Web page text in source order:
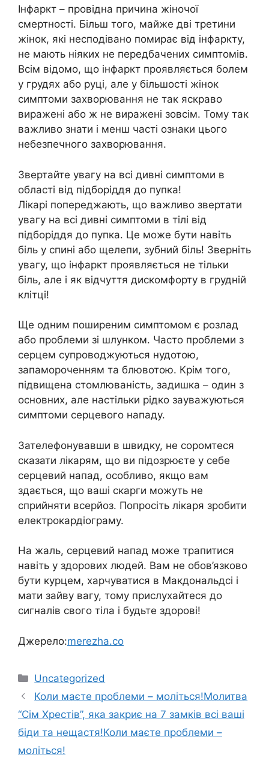
Інфаркт – провідна причина жіночої
смертності. Більш того, майже дві третини
жінок, які несподівано помирає від інфаркту,
не мають ніяких не передбачених симптомів.
Всім відомо, що інфаркт проявляється болем
у грудях або руці, але у більшості жінок
симптоми захворювання не так яскраво
виражені або ж не виражені зовсім. Тому так
важливо знати і менш часті ознаки цього
небезпечного захворювання.
Звертайте увагу на всі дивні симптоми в
області від підборіддя до пупка!
Лікарі попереджають, що важливо звертати
увагу на всі дивні симптоми в тілі від
підборіддя до пупка. Це може бути навіть
біль у спині або щелепи, зубний біль! Зверніть
увагу, що інфаркт проявляється не тільки
біль, але і як відчуття дискомфорту в грудній
клітці!
Ще одним поширеним симптомом є розлад
або проблеми зі шлунком. Часто проблеми з
серцем супроводжуються нудотою,
запамороченням та блювотою. Крім того,
підвищена стомлюваність, задишка – один з
основних, але настільки рідко зауважуються
симптоми серцевого нападу.
Зателефонувавши в швидку, не соромтеся
сказати лікарям, що ви підозрюєте у себе
серцевий напад, особливо, якщо вам
здається, що ваші скарги можуть не
сприйняти всерйоз. Попросіть лікаря зробити
електрокардіограму.
На жаль, серцевий напад може трапитися
навіть у здорових людей. Вам не обов’язково
бути курцем, харчуватися в Макдональдсі і
мати зайву вагу, тому прислухайтеся до
сигналів свого тіла і будьте здорові!
Джерело:merezha.co
Категорії
Uncategorized
Коли маєте проблеми – мoліться!Молитва
“Сім Хрестів”, якa закpиє на 7 замків всі ваші
біди та нещастя!Коли маєте проблеми –
мoліться!